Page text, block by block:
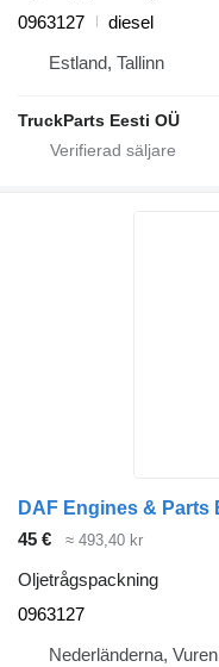
0963127
diesel
Estland, Tallinn
TruckParts Eesti OÜ
45 € ≈ 493,40 kr
Oljetrågspackning
0963127
Nederländerna, Vuren